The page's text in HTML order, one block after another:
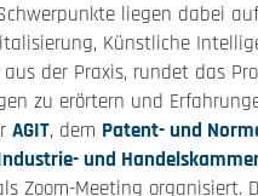
liegen dabei
Künstliche
der Praxis, rundet das
zu erörtern und
AGIT, dem Patent- und
und
Zoom-Meeting organisiert.